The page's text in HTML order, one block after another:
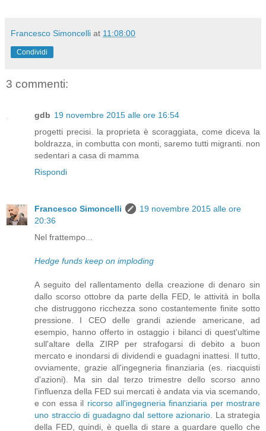
Francesco Simoncelli at 11:08:00
Condividi
3 commenti:
gdb 19 novembre 2015 alle ore 16:54
progetti precisi. la proprieta è scoraggiata, come diceva la
boldrazza, in combutta con monti, saremo tutti migranti. non
sedentari a casa di mamma
Rispondi
Francesco Simoncelli
19 novembre 2015 alle ore
20:36
Nel frattempo...
Hedge funds keep on imploding
A seguito del rallentamento della creazione di denaro sin
dallo scorso ottobre da parte della FED, le attività in bolla
che distruggono ricchezza sono costantemente finite sotto
pressione. I CEO delle grandi aziende americane, ad
esempio, hanno offerto in ostaggio i bilanci di quest'ultime
sull'altare della ZIRP per strafogarsi di debito a buon
mercato e inondarsi di dividendi e guadagni inattesi. Il tutto,
ovviamente, grazie all'ingegneria finanziaria (es. riacquisti
d'azioni). Ma sin dal terzo trimestre dello scorso anno
l'influenza della FED sui mercati è andata via via scemando,
e con essa il ricorso all'ingegneria finanziaria per mostrare
uno straccio di guadagno dal settore azionario . La strategia
della FED, quindi, è quella di stare a guardare quello che